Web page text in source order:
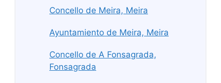
Concello de Meira, Meira
Ayuntamiento de Meira, Meira
Concello de A Fonsagrada,
Fonsagrada